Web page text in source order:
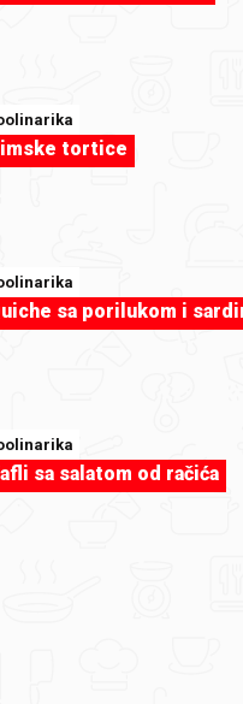
tortice
sa porilukom i
sa salatom od račića